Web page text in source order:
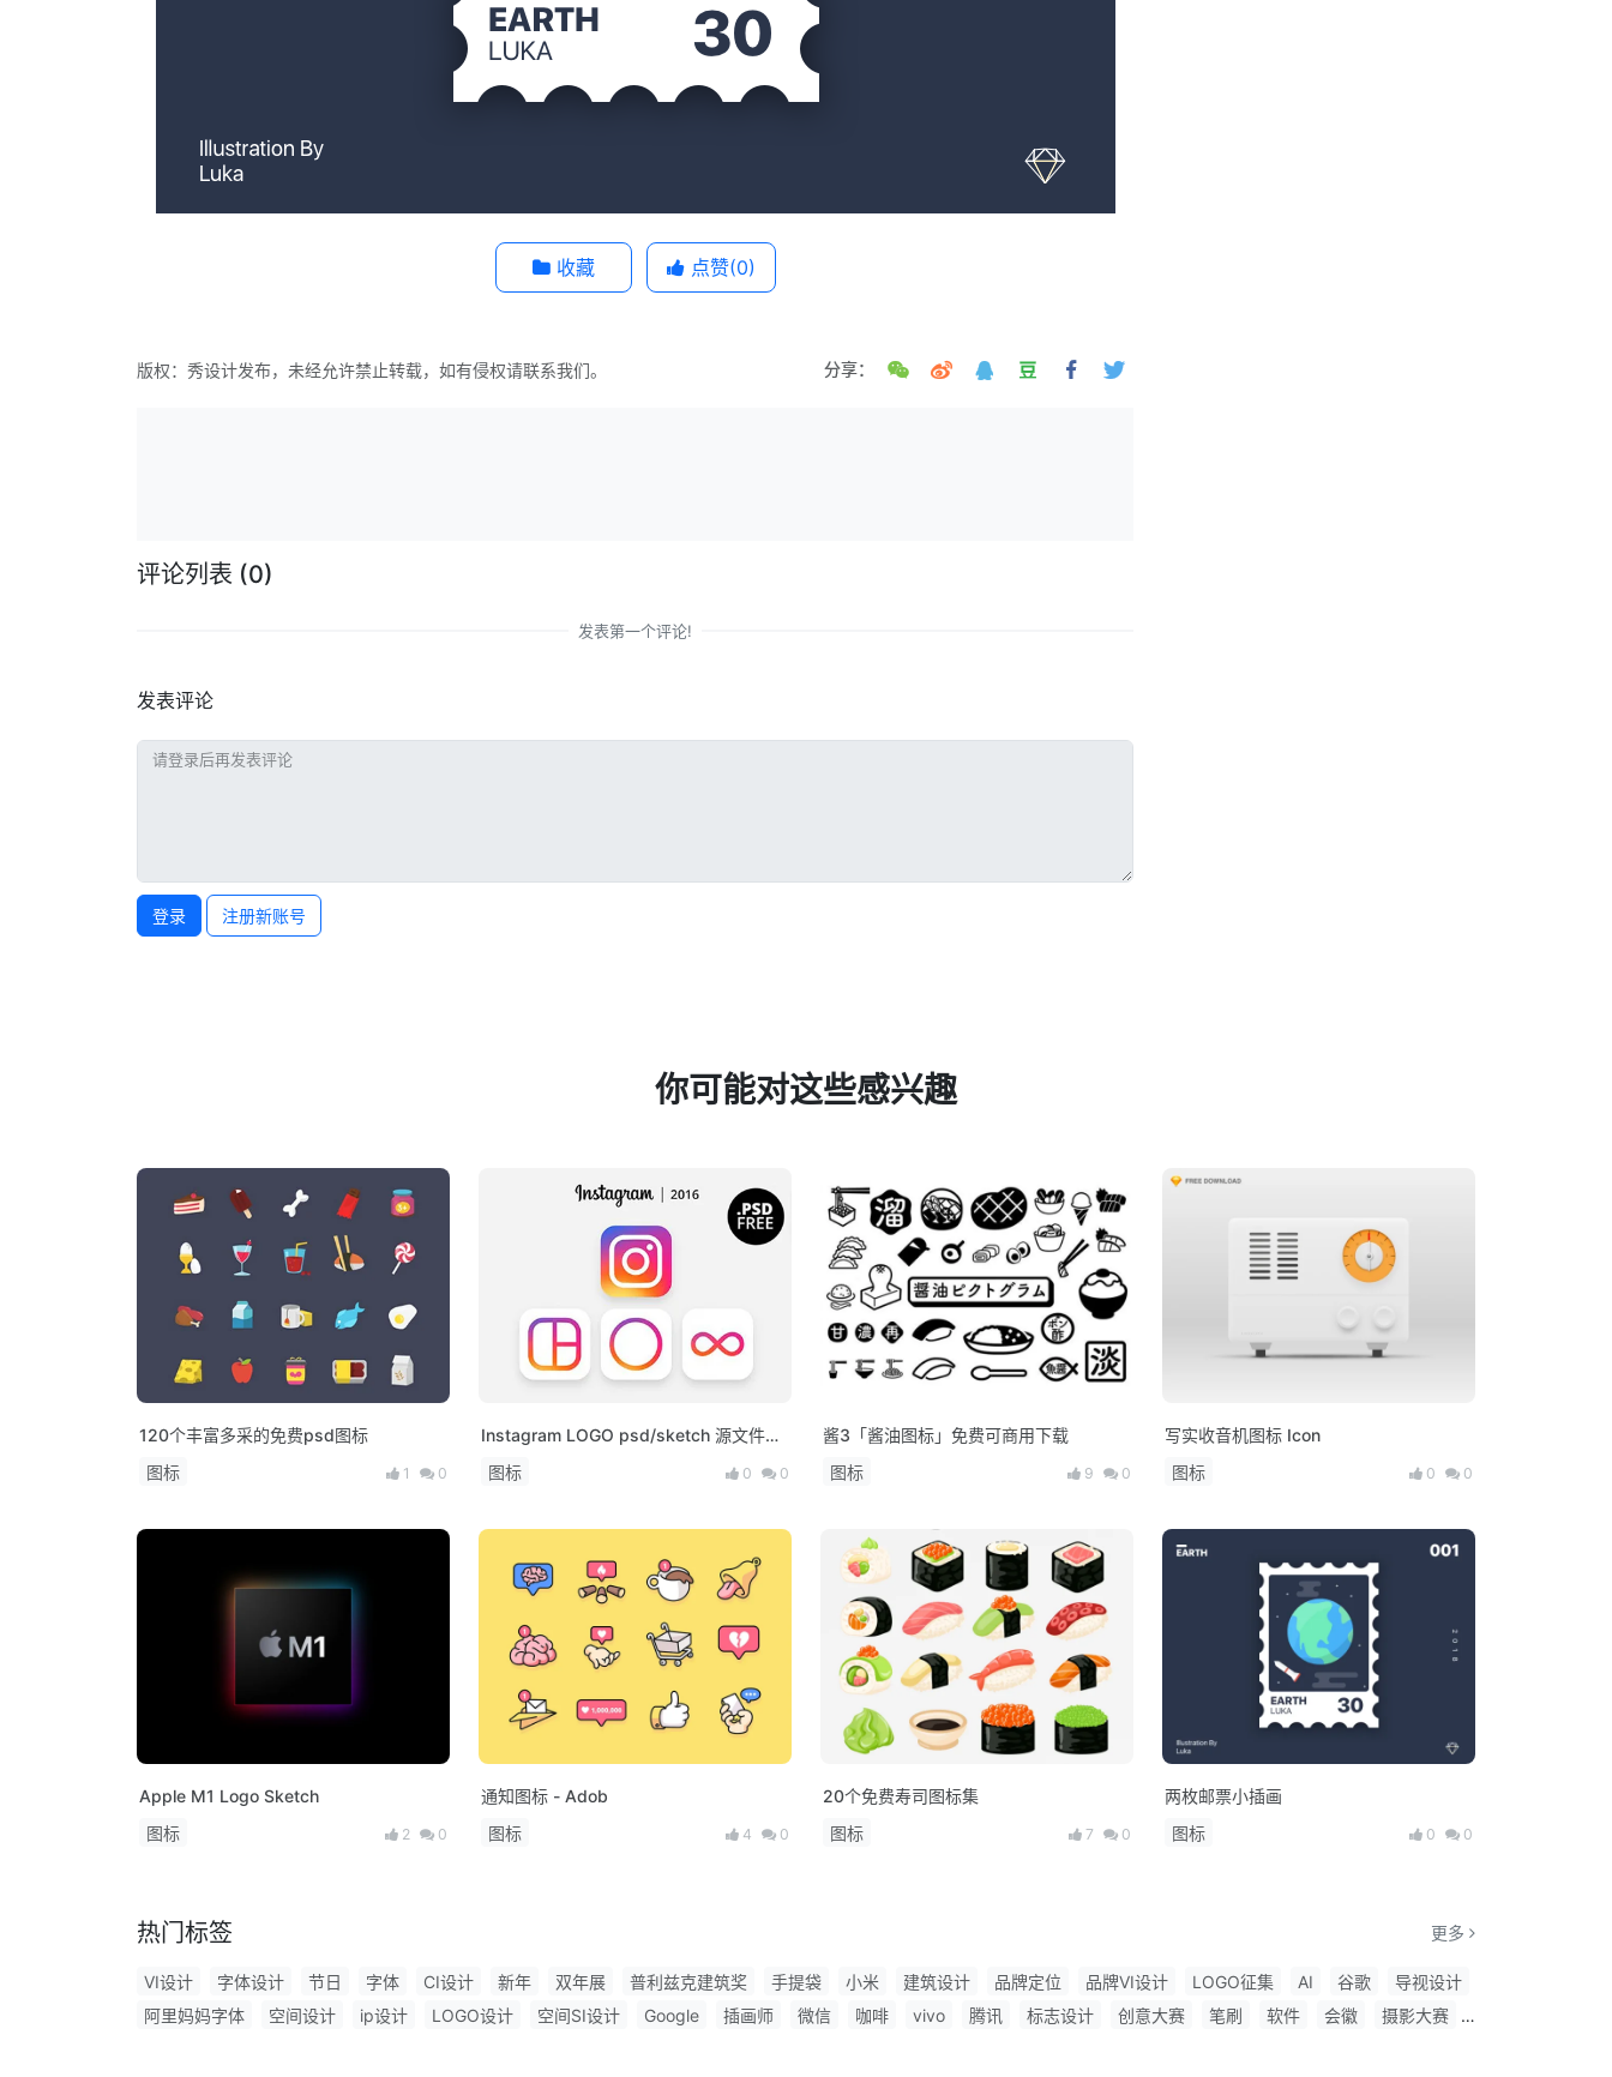
收藏 点赞(0)
版权：秀设计发布，未经允许禁止转载，如有侵权请联系我们。 分享：
评论列表 (0)
发表第一个评论!
发表评论
登录 注册新账号
你可能对这些感兴趣
120个丰富多采的免费psd图标
图标
1 0
Instagram LOGO psd/sketch 源文件下
图标 0 0
酱3「酱油图标」免费可商用下载
图标
9 0
写实收音机图标 Icon
图标
0 0
Apple M1 Logo Sketch
图标
2 0
通知图标 - Adob
图标
4 0
20个免费寿司图标集
图标
7 0
两枚邮票小插画
图标
0 0
热门标签 更多
VI设计 字体设计 节日 字体 CI设计 新年 双年展 普利兹克建筑奖 手提袋 小米 建筑设计 品牌定位 品牌VI设计 LOGO征集 AI 谷歌
导视设计
阿里妈妈字体
空间设计 ip设计 LOGO设计 空间SI设计 Google 插画师 微信 咖啡 vivo 腾讯 标志设计 创意大赛 笔刷 软件 会徽
摄影大赛